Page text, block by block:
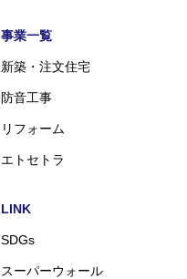
事業一覧
新築・注文住宅
防音工事
リフォーム
エトセトラ
LINK
SDGs
スーパーウォール